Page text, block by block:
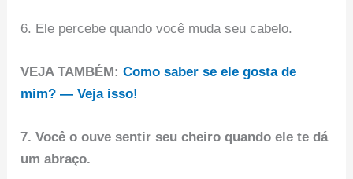
6. Ele percebe quando você muda seu cabelo.
VEJA TAMBÉM:Como saber se ele gosta de
mim? — Veja isso!
7. Você o ouve sentir seu cheiro quando ele te dá
um abraço.